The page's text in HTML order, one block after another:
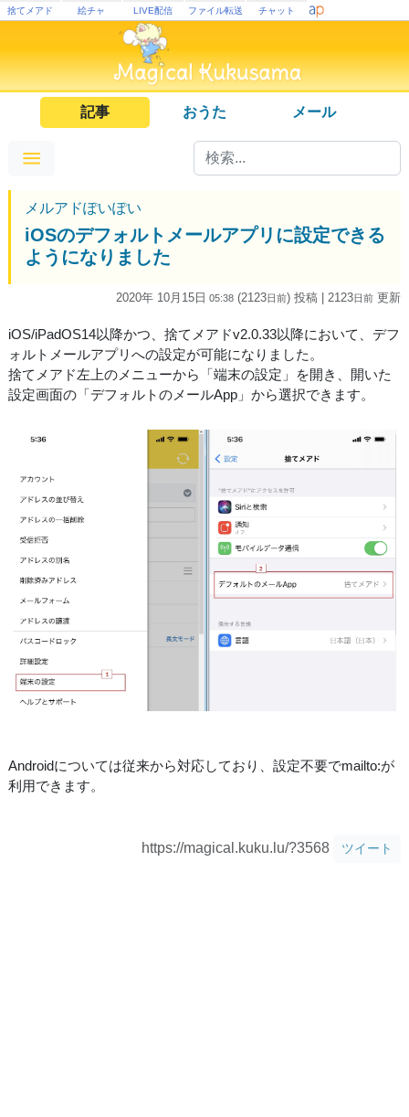
捨てメアド 絵チャ LIVE配信 ファイル転送 チャット
記事 おうた メール
メルアドぽいぽい
iOSのデフォルトメールアプリに設定できる
ようになりました
2020年 10月15日 05:38 (2123日前) 投稿 | 2123日前 更新
iOS/iPadOS14以降かつ、捨てメアドv2.0.33以降において、デフ
ォルトメールアプリへの設定が可能になりました。
捨てメアド左上のメニューから「端末の設定」を開き、開いた
設定画面の「デフォルトのメールApp」から選択できます。
Androidについては従来から対応しており、設定不要でmailto:が
利用できます。
https://magical.kuku.lu/?3568 ツイート